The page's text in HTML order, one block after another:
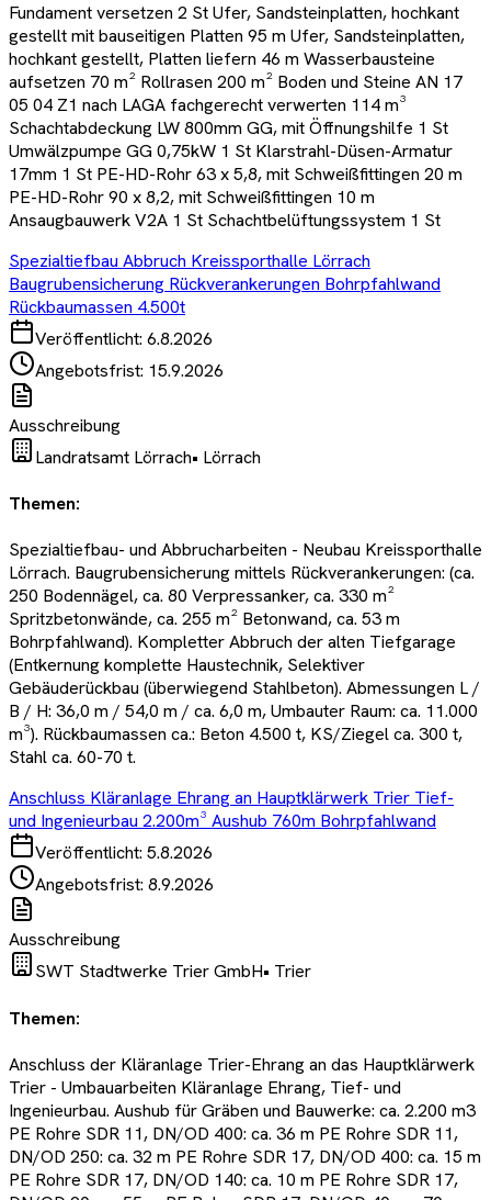
Fundament versetzen 2 St Ufer, Sandsteinplatten, hochkant
gestellt mit bauseitigen Platten 95 m Ufer, Sandsteinplatten,
hochkant gestellt, Platten liefern 46 m Wasserbausteine
aufsetzen 70 m² Rollrasen 200 m² Boden und Steine AN 17
05 04 Z1 nach LAGA fachgerecht verwerten 114 m³
Schachtabdeckung LW 800mm GG, mit Öffnungshilfe 1 St
Umwälzpumpe GG 0,75kW 1 St Klarstrahl-Düsen-Armatur
17mm 1 St PE-HD-Rohr 63 x 5,8, mit Schweißfittingen 20 m
PE-HD-Rohr 90 x 8,2, mit Schweißfittingen 10 m
Ansaugbauwerk V2A 1 St Schachtbelüftungssystem 1 St
Spezialtiefbau Abbruch Kreissporthalle Lörrach
Baugrubensicherung Rückverankerungen Bohrpfahlwand
Rückbaumassen 4.500t
Veröffentlicht: 6.8.2026
Angebotsfrist: 15.9.2026
Ausschreibung
Landratsamt Lörrach• Lörrach
Themen:
Spezialtiefbau- und Abbrucharbeiten - Neubau Kreissporthalle
Lörrach. Baugrubensicherung mittels Rückverankerungen: (ca.
250 Bodennägel, ca. 80 Verpressanker, ca. 330 m²
Spritzbetonwände, ca. 255 m² Betonwand, ca. 53 m
Bohrpfahlwand). Kompletter Abbruch der alten Tiefgarage
(Entkernung komplette Haustechnik, Selektiver
Gebäuderückbau (überwiegend Stahlbeton). Abmessungen L /
B / H: 36,0 m / 54,0 m / ca. 6,0 m, Umbauter Raum: ca. 11.000
m³). Rückbaumassen ca.: Beton 4.500 t, KS/Ziegel ca. 300 t,
Stahl ca. 60-70 t.
Anschluss Kläranlage Ehrang an Hauptklärwerk Trier Tief-
und Ingenieurbau 2.200m³ Aushub 760m Bohrpfahlwand
Veröffentlicht: 5.8.2026
Angebotsfrist: 8.9.2026
Ausschreibung
SWT Stadtwerke Trier GmbH• Trier
Themen:
Anschluss der Kläranlage Trier-Ehrang an das Hauptklärwerk
Trier - Umbauarbeiten Kläranlage Ehrang, Tief- und
Ingenieurbau. Aushub für Gräben und Bauwerke: ca. 2.200 m3
PE Rohre SDR 11, DN/OD 400: ca. 36 m PE Rohre SDR 11,
DN/OD 250: ca. 32 m PE Rohre SDR 17, DN/OD 400: ca. 15 m
PE Rohre SDR 17, DN/OD 140: ca. 10 m PE Rohre SDR 17,